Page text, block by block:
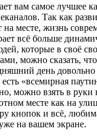
вам самое лучшее
Так как
на месте, жизнь
всё больше
которые в своё
можно сказать,
день
«всемирная
можно взять в руки
месте как на
кнопок и всё,
на вашем экране.